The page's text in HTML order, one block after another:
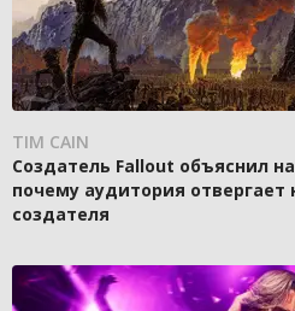
TIM CAIN
Создатель Fallout объяснил
почему аудитория
создателя